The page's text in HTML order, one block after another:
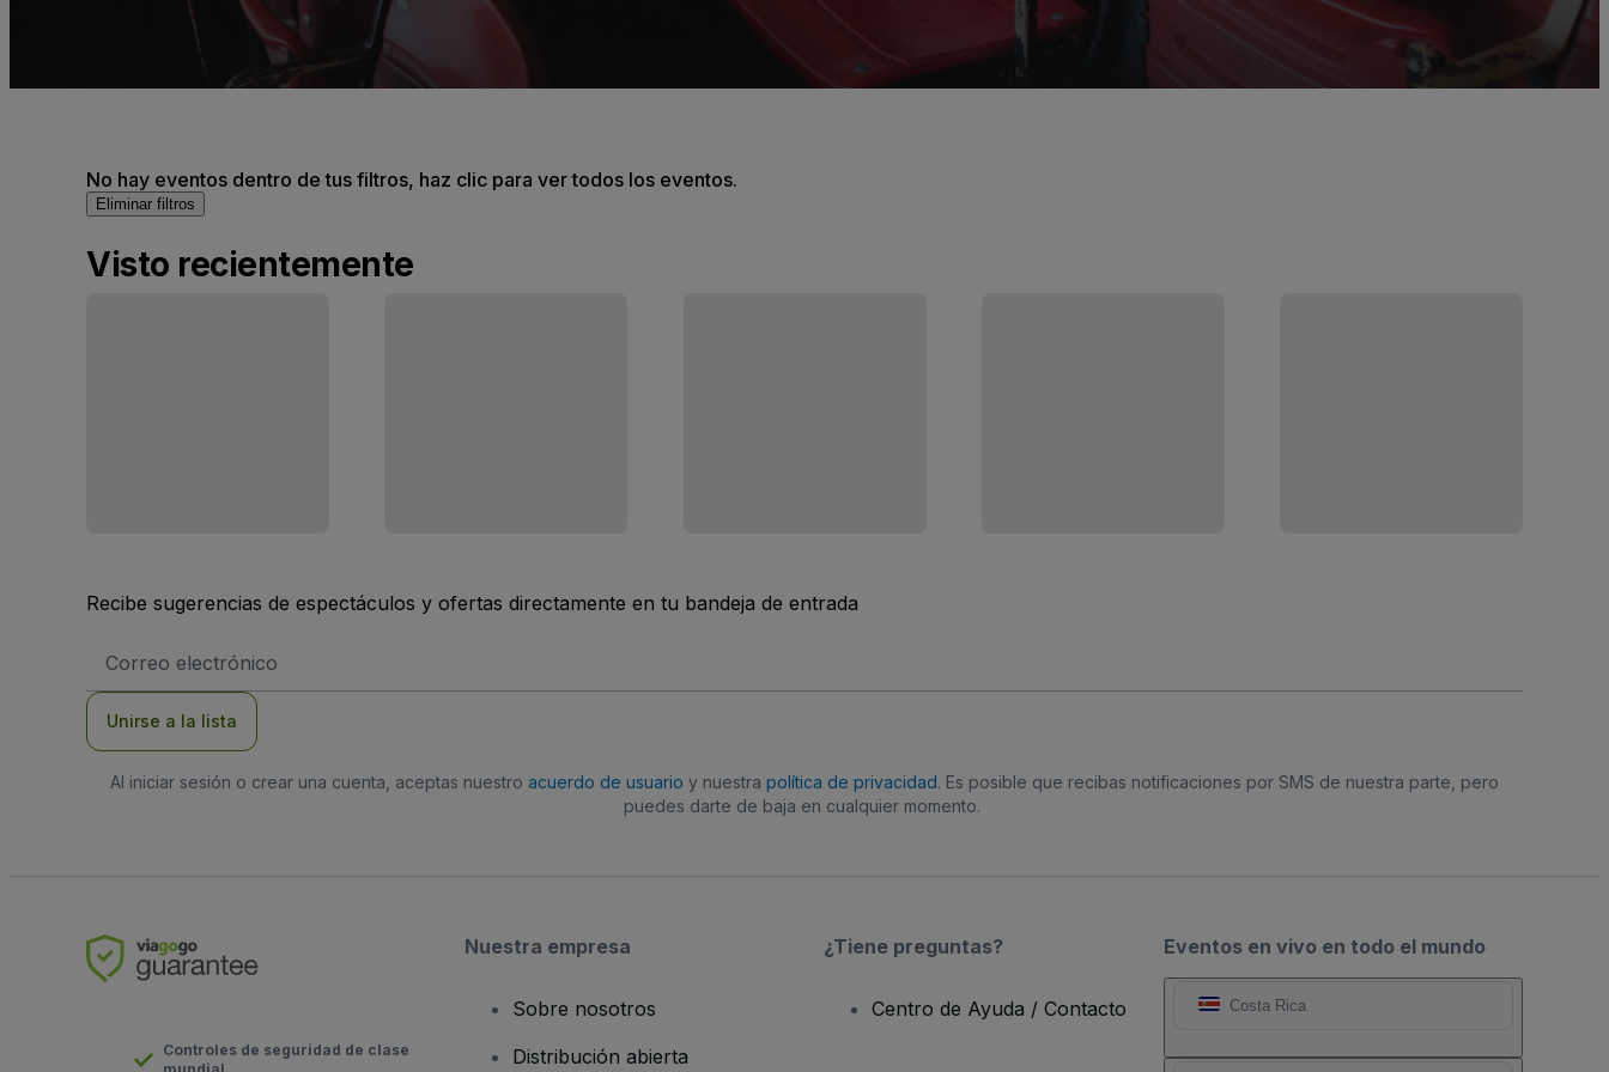
No hay eventos dentro de tus filtros, haz clic para ver todos los eventos.
Eliminar filtros
Visto recientemente
Recibe sugerencias de espectáculos y ofertas directamente en tu bandeja de entrada
de
Unirse a la lista
Al iniciar sesión o crear una cuenta, aceptas nuestro acuerdo de usuario y nuestra política de privacidad. Es posible que recibas notificaciones por SMS de nuestra parte, pero
puedes darte de baja en cualquier momento.
Eventos en vivo en todo el mundo
Costa Rica
Controles de seguridad de clase
Nuestra empresa
Sobre nosotros
Distribución abierta
¿Tiene preguntas?
Centro de Ayuda / Contacto